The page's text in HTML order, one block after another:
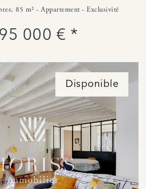
85 m² - Appartement - Exclusivité
000 € *
Disponible